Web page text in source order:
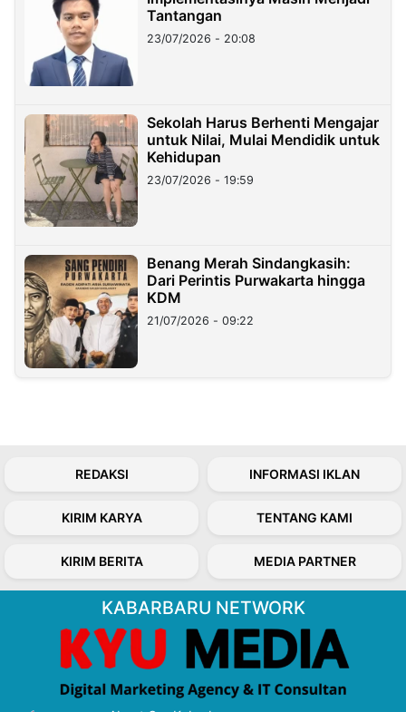
Tantangan
23/07/2026 - 20:08
Sekolah Harus Berhenti Mengajar
untuk Nilai, Mulai Mendidik untuk
Kehidupan
23/07/2026 - 19:59
Benang Merah Sindangkasih:
Dari Perintis Purwakarta hingga
KDM
21/07/2026 - 09:22
REDAKSI INFORMASI IKLAN
KIRIM KARYA TENTANG KAMI
KIRIM BERITA MEDIA PARTNER
KABARBARU NETWORK